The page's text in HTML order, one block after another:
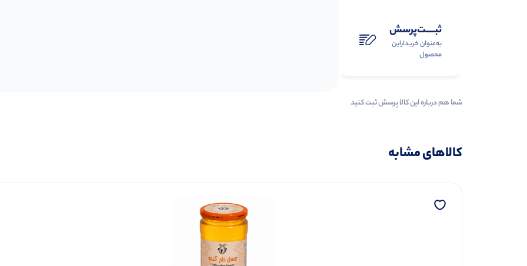
ثبـــــت‌پرسش
به‌عنوان ‌خریدار‌این‌
محصول
شما هم درباره این کالا پرسش ثبت کنید
کالاهای مشابه